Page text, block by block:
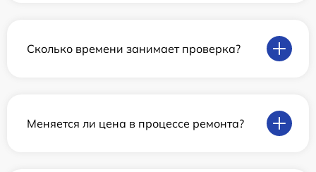
Сколько времени занимает проверка?
Меняется ли цена в процессе ремонта?